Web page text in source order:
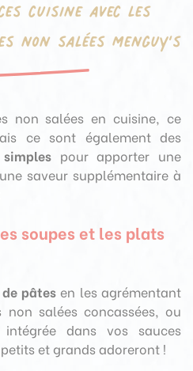
cuisine avec les
non salées Menguy’s
non salées en cuisine, ce
ce sont également des
pour apporter une
saveur supplémentaire à
soupes et les plats
pâtes en les agrémentant
salées concassées, ou
dans vos sauces
et grands adoreront !